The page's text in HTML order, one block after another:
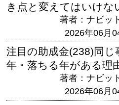
き点と変えてはいけな
著者：ナビッ
2026年06月
注目の助成金(238)同じ
年・落ちる年がある理
著者：ナビッ
2026年06月